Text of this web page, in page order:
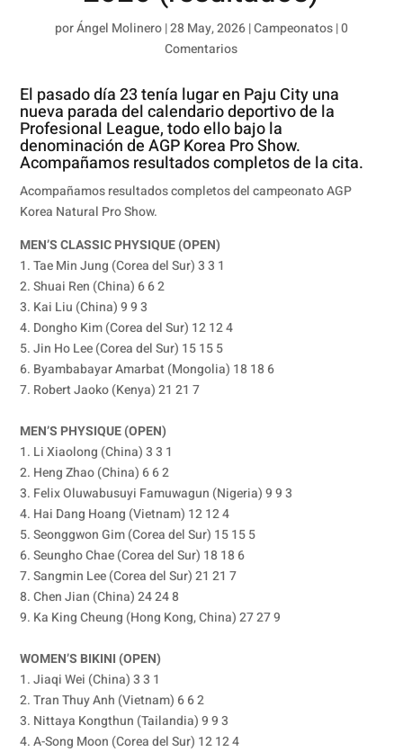
porÁngel Molinero|28 May, 2026|Campeonatos|0
Comentarios
El pasado día 23 tenía lugar en Paju City una
nueva parada del calendario deportivo de la
Profesional League, todo ello bajo la
denominación de AGP Korea Pro Show.
Acompañamos resultados completos de la cita.
Acompañamos resultados completos del campeonato AGP
Korea Natural Pro Show.
MEN’S CLASSIC PHYSIQUE (OPEN)
1. Tae Min Jung (Corea del Sur) 3 3 1
2. Shuai Ren (China) 6 6 2
3. Kai Liu (China) 9 9 3
4. Dongho Kim (Corea del Sur) 12 12 4
5. Jin Ho Lee (Corea del Sur) 15 15 5
6. Byambabayar Amarbat (Mongolia) 18 18 6
7. Robert Jaoko (Kenya) 21 21 7
MEN’S PHYSIQUE (OPEN)
1. Li Xiaolong (China) 3 3 1
2. Heng Zhao (China) 6 6 2
3. Felix Oluwabusuyi Famuwagun (Nigeria) 9 9 3
4. Hai Dang Hoang (Vietnam) 12 12 4
5. Seonggwon Gim (Corea del Sur) 15 15 5
6. Seungho Chae (Corea del Sur) 18 18 6
7. Sangmin Lee (Corea del Sur) 21 21 7
8. Chen Jian (China) 24 24 8
9. Ka King Cheung (Hong Kong, China) 27 27 9
WOMEN’S BIKINI (OPEN)
1. Jiaqi Wei (China) 3 3 1
2. Tran Thuy Anh (Vietnam) 6 6 2
3. Nittaya Kongthun (Tailandia) 9 9 3
4. A-Song Moon (Corea del Sur) 12 12 4